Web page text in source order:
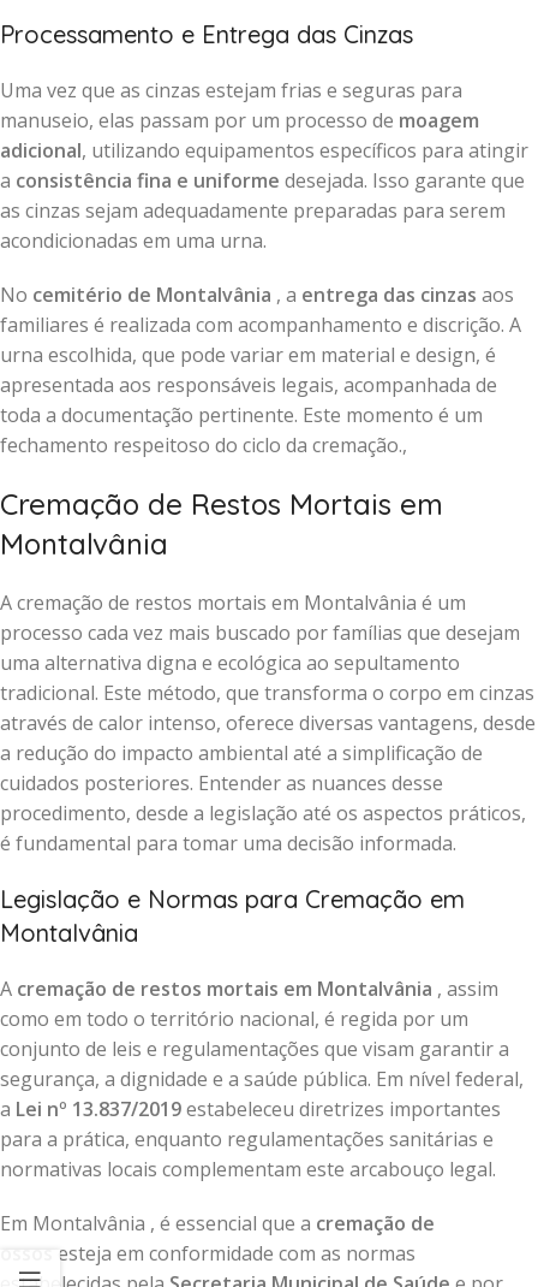
Processamento e Entrega das Cinzas
Uma vez que as cinzas estejam frias e seguras para
manuseio, elas passam por um processo de moagem
adicional, utilizando equipamentos específicos para atingir
a consistência fina e uniforme desejada. Isso garante que
as cinzas sejam adequadamente preparadas para serem
acondicionadas em uma urna.
No cemitério de Montalvânia , a entrega das cinzas aos
familiares é realizada com acompanhamento e discrição. A
urna escolhida, que pode variar em material e design, é
apresentada aos responsáveis legais, acompanhada de
toda a documentação pertinente. Este momento é um
fechamento respeitoso do ciclo da cremação.,
Cremação de Restos Mortais em
Montalvânia
A cremação de restos mortais em Montalvânia é um
processo cada vez mais buscado por famílias que desejam
uma alternativa digna e ecológica ao sepultamento
tradicional. Este método, que transforma o corpo em cinzas
através de calor intenso, oferece diversas vantagens, desde
a redução do impacto ambiental até a simplificação de
cuidados posteriores. Entender as nuances desse
procedimento, desde a legislação até os aspectos práticos,
é fundamental para tomar uma decisão informada.
Legislação e Normas para Cremação em
Montalvânia
A cremação de restos mortais em Montalvânia , assim
como em todo o território nacional, é regida por um
conjunto de leis e regulamentações que visam garantir a
segurança, a dignidade e a saúde pública. Em nível federal,
a Lei nº 13.837/2019estabeleceu diretrizes importantes
para a prática, enquanto regulamentações sanitárias e
normativas locais complementam este arcabouço legal.
Em Montalvânia , é essencial que a cremação de
esteja em conformidade com as normas